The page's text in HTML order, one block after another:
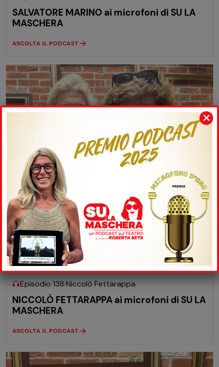
SALVATORE MARINO ai microfoni di SU LA
MASCHERA
ASCOLTA IL PODCAST
08-07
2026
Episodio 138 Niccolò Fettarappa
NICCOLÒ FETTARAPPA ai microfoni di SU LA
MASCHERA
ASCOLTA IL PODCAST